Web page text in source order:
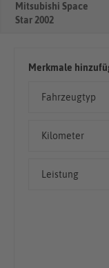
Mitsubishi Space
Star 2002
Merkmale
Fahrzeugtyp
Kilometer
Leistung